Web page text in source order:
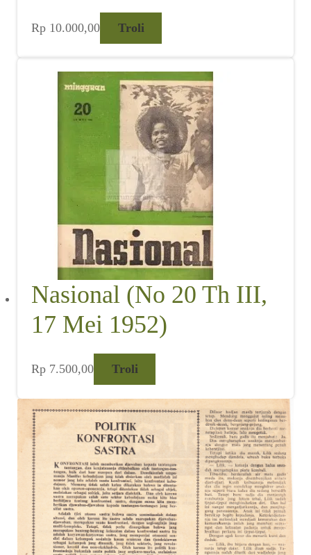
Rp 10.000,00 Troli
Nasional (No 20 Th III,
17 Mei 1952)
Rp 7.500,00 Troli